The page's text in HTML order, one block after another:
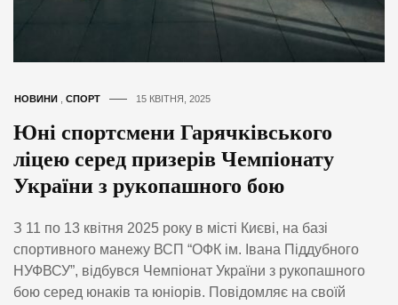
НОВИНИ СПОРТ 15 КВІТНЯ, 2025
Юні спортсмени Гарячківського
ліцею серед призерів Чемпіонату
України з рукопашного бою
З 11 по 13 квітня 2025 року в місті Києві, на базі
спортивного манежу ВСП “ОФК ім. Івана Піддубного
НУФВСУ”, відбувся Чемпіонат України з рукопашного
бою серед юнаків та юніорів. Повідомляє на своїй